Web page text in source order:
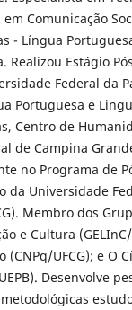
Comunicação
- Língua
Realizou Estágio
Federal da
Portuguesa e
Centro de
de Campina
no Programa de
da Universidade
Membro dos
e Cultura
(CNPq/UFCG); e O
Desenvolve